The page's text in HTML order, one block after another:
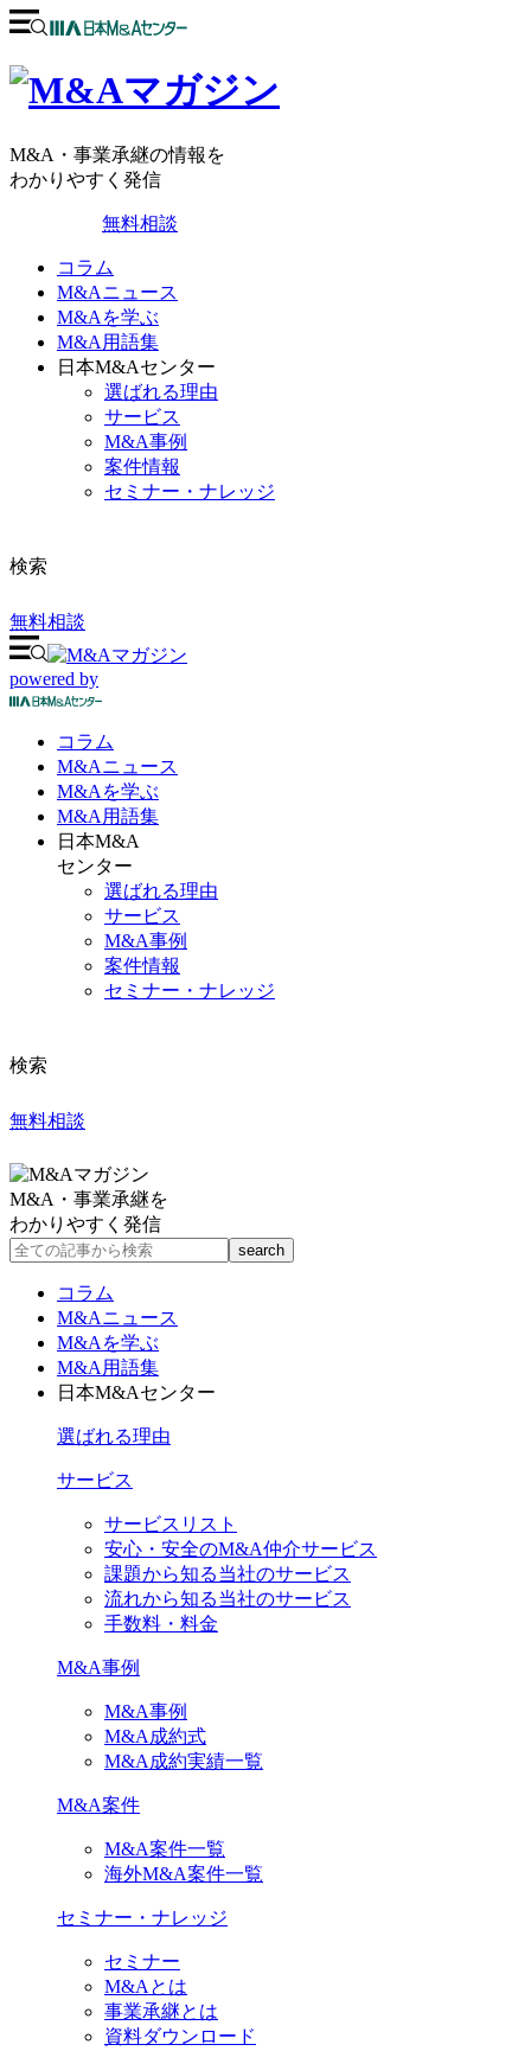
M&A・事業承継の情報を
わかりやすく発信
無料相談
コラム
M&Aニュース
M&Aを学ぶ
M&A用語集
日本M&Aセンター
選ばれる理由
サービス
M&A事例
案件情報
セミナー・ナレッジ
検索
無料相談
powered by
コラム
M&Aニュース
M&Aを学ぶ
M&A 用語集
日本M&A
センター
選ばれる理由
サービス
M&A事例
案件情報
セミナー・ナレッジ
検索
無料相談
M&A・事業承継を
わかりやすく発信
コラム
M&Aニュース
M&Aを学ぶ
M&A用語集
日本M&Aセンター
選ばれる理由
サービス
サービスリスト
安心・安全のM&A仲介サービス
課題から知る当社のサービス
流れから知る当社のサービス
手数料・料金
M&A事例
M&A事例
M&A成約式
M&A成約実績一覧
M&A案件
M&A案件一覧
海外M&A案件一覧
セミナー・ナレッジ
セミナー
M&Aとは
事業承継とは
資料ダウンロード